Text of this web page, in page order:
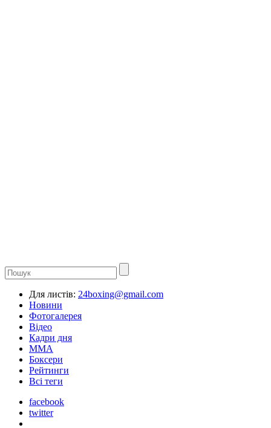
Для листів: 24boxing@gmail.com
Новини
Фотогалерея
Відео
Кадри дня
ММА
Боксери
Рейтинги
Всі теги
facebook
twitter